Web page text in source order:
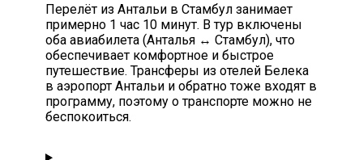
Перелёт из Антальи в Стамбул занимает
примерно 1 час 10 минут. В тур включены
оба авиабилета (Анталья ↔ Стамбул), что
обеспечивает комфортное и быстрое
путешествие. Трансферы из отелей Белека
в аэропорт Антальи и обратно тоже входят в
программу, поэтому о транспорте можно не
беспокоиться.